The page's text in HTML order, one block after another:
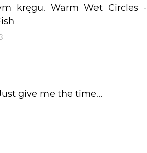
kręgu. Warm Wet Circles -
give me the time...